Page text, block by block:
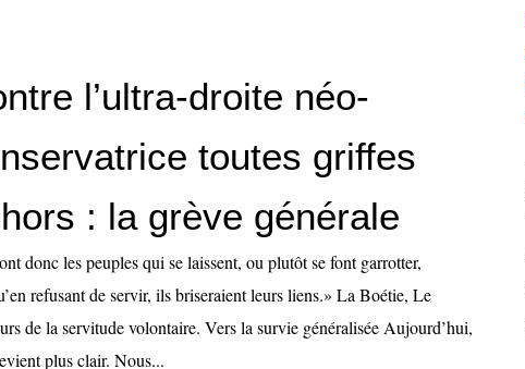
l’ultra-droite néo-
toutes griffes
: la grève générale
donc les peuples qui se laissent, ou plutôt se font garrotter,
refusant de servir, ils briseraient leurs liens.» La Boétie, Le
de la servitude volontaire. Vers la survie généralisée Aujourd’hui,
plus clair. Nous...